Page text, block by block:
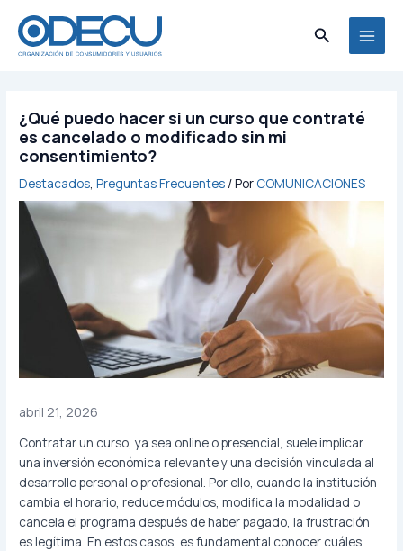
contenido
Buscar
¿Qué puedo hacer si un curso que contraté
es cancelado o modificado sin mi
consentimiento?
Destacados,Preguntas Frecuentes / Por COMUNICACIONES
abril 21, 2026
Contratar un curso, ya sea online o presencial, suele implicar
una inversión económica relevante y una decisión vinculada al
desarrollo personal o profesional. Por ello, cuando la institución
cambia el horario, reduce módulos, modifica la modalidad o
cancela el programa después de haber pagado, la frustración
es legítima. En estos casos, es fundamental conocer cuáles